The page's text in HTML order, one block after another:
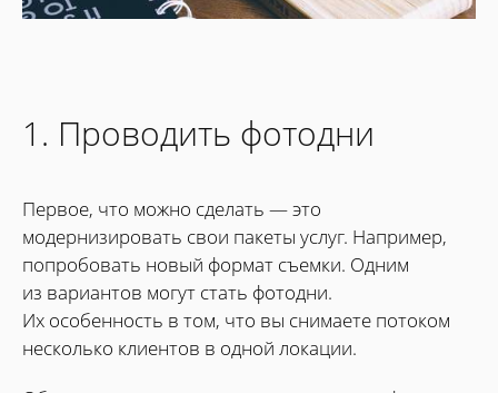
1. Проводить фотодни
Первое, что можно сделать — это
модернизировать свои пакеты услуг. Например,
попробовать новый формат съемки. Одним
из вариантов могут стать фотодни.
Их особенность в том, что вы снимаете потоком
несколько клиентов в одной локации.